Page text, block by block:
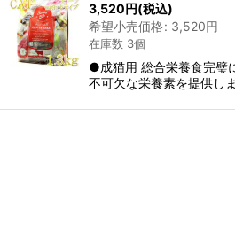
3,520 円(税込)
希望小売価格: 3,520円
在庫数 3個
●成猫用 総合栄養食完璧
不可欠な栄養素を提供し